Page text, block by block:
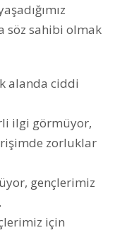
söz sahibi olmak
alanda ciddi
ilgi görmüyor,
zorluklar
gençlerimiz
için